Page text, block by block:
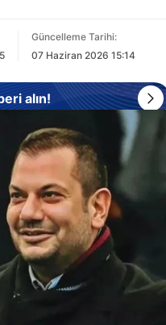
Güncelleme Tarihi:
07 Haziran 2026 15:14
alın!